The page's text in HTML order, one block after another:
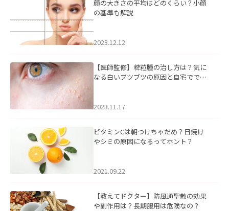
顔の大きさの平均はどのくらい？小顔
の基準も解説
2023.12.12
【医師監修】稗粒腫の治し方は？気に
なる白いブツブツの原因と自宅ででき
2023.11.17
ビタミンCは朝つけちゃだめ？日焼け
やシミの原因になるってホント？
2021.09.22
【教えてドクター】防風通聖散の効果
や副作用は？長期服用は危険なの？